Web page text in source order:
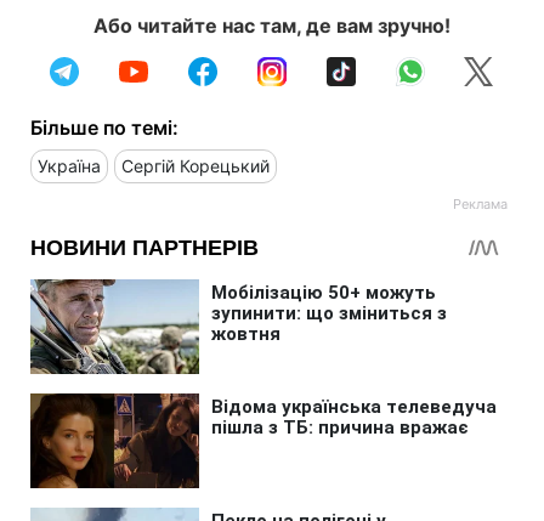
Або читайте нас там, де вам зручно!
Більше по темі:
Україна Сергій Корецький